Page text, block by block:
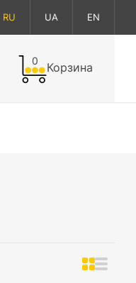
RU UA EN
0 Корзина